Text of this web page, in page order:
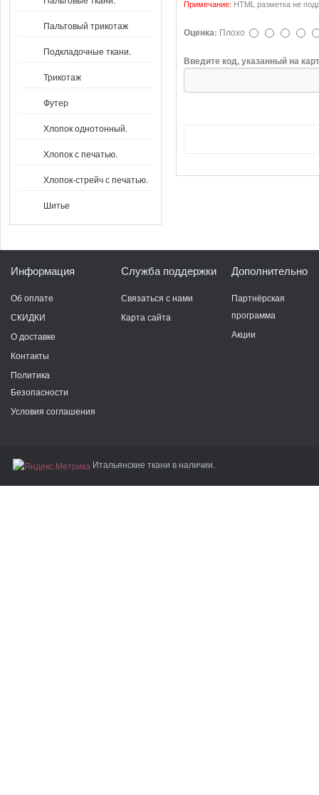
Пальтовый трикотаж
Подкладочные ткани.
Трикотаж
Футер
Хлопок однотонный.
Хлопок с печатью.
Хлопок-стрейч с печатью.
Шитье
Примечание: HTML разметка не
Оценка: Плохо
Введите код, указанный на
Информация
Об оплате
СКИДКИ
О доставке
Контакты
Политика
Безопасности
Условия соглашения
Служба поддержки
Связаться с нами
Карта сайта
Дополнительно
Партнёрская
программа
Акции
Итальянские ткани в наличии.